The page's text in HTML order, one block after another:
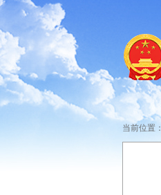
当前位置：